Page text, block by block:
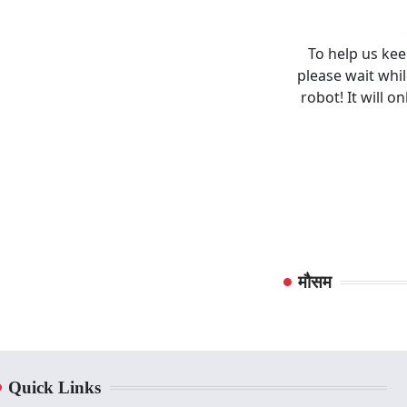
मौसम
Quick Links